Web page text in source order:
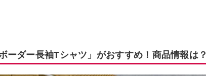
ーダー長袖Tシャツ」がおすすめ！商品情報は？